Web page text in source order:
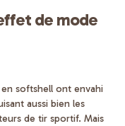
de mode
softshell ont envahi
aussi bien les
de tir sportif. Mais